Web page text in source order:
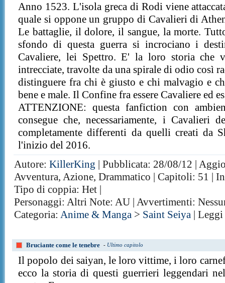
Anno 1523. L'isola greca di Rodi viene
quale si oppone un gruppo di Cavalieri di
Le battaglie, il dolore, il sangue, la morte.
sfondo di questa guerra si incrociano i
Cavaliere, lei Spettro. E' la loro storia che
intrecciate, travolte da una spirale di odio così
distinguere fra chi è giusto e chi malvagio e
bene e male. Il Confine fra essere Cavaliere ed
ATTENZIONE: questa fanfiction con
consegue che, necessariamente, i
completamente differenti da quelli creati da
l'inizio del 2016.
Autore:KillerKing | Pubblicata: 28/08/12 |
Avventura, Azione, Drammatico | Capitoli: 51 |
Tipo di coppia: Het |
Personaggi: Altri Note: AU | Avvertimenti:
Categoria:Anime & Manga > Saint Seiya |
Bruciante come le tenebre - Ultimo capitolo
Il popolo dei saiyan, le loro vittime, i loro
ecco la storia di questi guerrieri leggendari